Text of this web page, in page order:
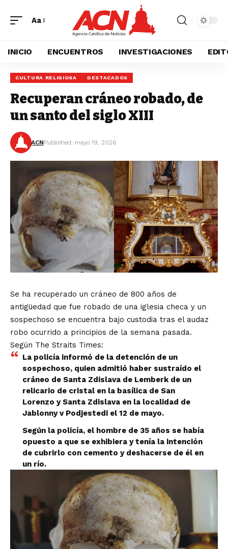
Aa
INICIO ENCUENTROS INVESTIGACIONES
CULTURA RELIGIOSA DESTACADOS
Recuperan cráneo robado, de
un santo del siglo XIII
ACNPublished: mayo 19, 2026
Se ha recuperado un cráneo de 800 años de
antigüedad que fue robado de una iglesia checa y un
sospechoso se encuentra bajo custodia tras el audaz
robo ocurrido a principios de la semana pasada.
Según The Straits Times:
La policía informó de la detención de un
sospechoso, quien admitió haber sustraído el
cráneo de Santa Zdislava de Lemberk de un
relicario de cristal en la basílica de San
Lorenzo y Santa Zdislava en la localidad de
Jablonny v Podjestedi el 12 de mayo.
Según la policía, el hombre de 35 años se había
opuesto a que se exhibiera y tenía la intención
de cubrirlo con cemento y deshacerse de él en
un río.